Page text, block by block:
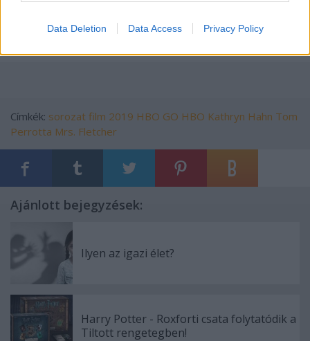
Data Deletion Data Access Privacy Policy
Címkék: sorozat film 2019 HBO GO HBO Kathryn Hahn Tom
Perrotta Mrs. Fletcher
Ajánlott bejegyzések:
Ilyen az igazi élet?
Harry Potter - Roxforti csata folytatódik a
Tiltott rengetegben!